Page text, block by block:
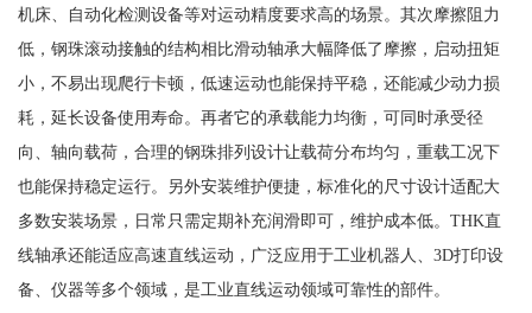
机床、自动化检测设备等对运动精度要求高的场景。其次摩擦阻力
低，钢珠滚动接触的结构相比滑动轴承大幅降低了摩擦，启动扭矩
小，不易出现爬行卡顿，低速运动也能保持平稳，还能减少动力损
耗，延长设备使用寿命。再者它的承载能力均衡，可同时承受径
向、轴向载荷，合理的钢珠排列设计让载荷分布均匀，重载工况下
也能保持稳定运行。另外安装维护便捷，标准化的尺寸设计适配大
多数安装场景，日常只需定期补充润滑即可，维护成本低。THK直
线轴承还能适应高速直线运动，广泛应用于工业机器人、3D打印设
备、仪器等多个领域，是工业直线运动领域可靠性的部件。